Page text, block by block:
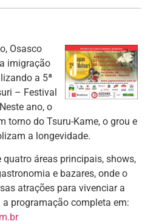
Osasco
imigração
a 5ª
– Festival
ano, o
torno do Tsuru-Kame, o grou e
a longevidade.
quatro áreas principais, shows,
e bazares, onde o
atrações para vivenciar a
programação completa em: